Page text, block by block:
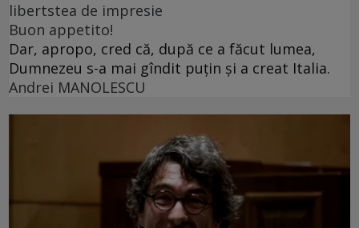
libertstea de impresie
Buon appetito!
Dar, apropo, cred că, după ce a făcut lumea,
Dumnezeu s-a mai gîndit puțin și a creat Italia.
Andrei MANOLESCU